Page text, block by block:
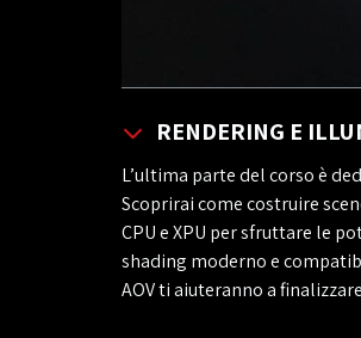
RENDERING E
L’ultima parte del corso è
Scoprirai come costruire
CPU e XPU per sfruttare le
shading moderno e
AOV ti aiuteranno a